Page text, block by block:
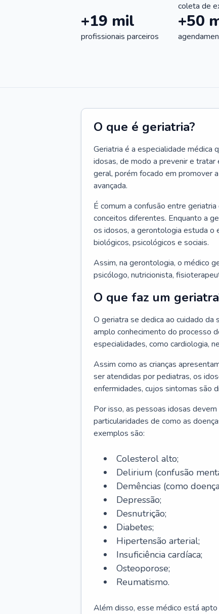
coleta de
+19 mil
profissionais parceiros
+50
O que é geriatria?
Geriatria é a especialidade médica
idosas, de modo a prevenir e tratar
geral, porém focado em promover
avançada.
É comum a confusão entre
conceitos diferentes. Enquanto a
os idosos, a gerontologia estuda o
biológicos, psicológicos e sociais.
Assim, na gerontologia, o médico
psicólogo, nutricionista,
O que faz um
O geriatra se dedica ao cuidado
amplo conhecimento do processo
especialidades, como cardiologia,
Assim como as crianças
ser atendidas por pediatras, os
enfermidades, cujos sintomas são
Por isso, as pessoas idosas
particularidades de como as
exemplos são:
Colesterol alto;
Delirium (confusão
Demências (como
Depressão;
Desnutrição;
Diabetes;
Hipertensão arterial;
Insuficiência cardíaca;
Osteoporose;
Reumatismo.
Além disso, esse médico está apto